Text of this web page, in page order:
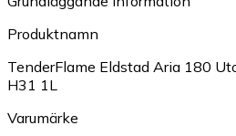
Produktnamn
TenderFlame Eldstad Aria 180
H31 1L
Varumärke